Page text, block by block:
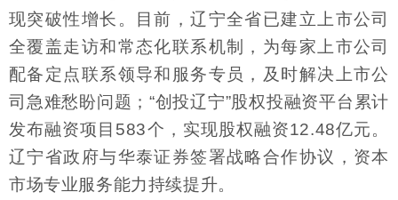
现突破性增长。目前，辽宁全省已建立上市公司
全覆盖走访和常态化联系机制，为每家上市公司
配备定点联系领导和服务专员，及时解决上市公
司急难愁盼问题；“创投辽宁”股权投融资平台累计
发布融资项目583个，实现股权融资12.48亿元。
辽宁省政府与华泰证券签署战略合作协议，资本
市场专业服务能力持续提升。